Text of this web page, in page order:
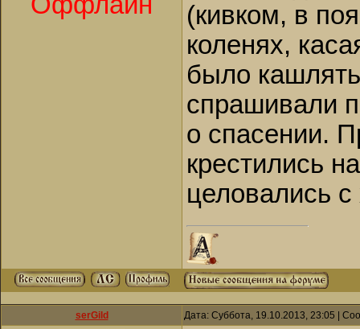
(кивком, в
коленях,
было
спрашивали
о спасении.
крестились
целовались
serGild Дата: Суббота, 19.10.2013, 23:05 |